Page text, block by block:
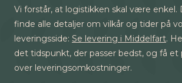
Vi forstår, at logistikken skal være enkel.
finde alle detaljer om vilkår og tider på
leveringsside: Se levering i Middelfart.
det tidspunkt, der passer bedst, og få
over leveringsomkostninger.